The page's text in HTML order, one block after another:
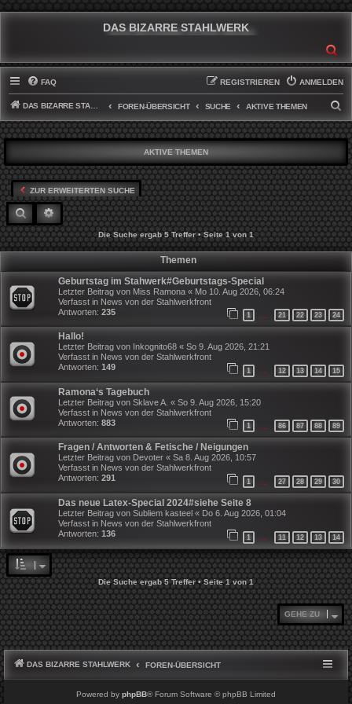
DAS BIZARRE STAHLWERK
FAQ ANMELDEN
REGISTRIEREN
DAS BIZARRE STAHLWERK FOREN-ÜBERSICHT SUCHE AKTIVE THEMEN
U
C
H
E
AKTIVE THEMEN
ZUR ERWEITERTEN SUCHE
SUCHE ERWEITERTE SUCHE
Die Suche ergab 5 Treffer • Seite1von1
Themen
Geburtstag im Stahwerk#Geburtstags-Special
Letzter Beitrag von Miss Ramona « Mo 10. Aug 2026, 06:24
Verfasst in News von der Stahlwerkfront
Antworten: 235 1 21 22 23 24
Hallo!
Letzter Beitrag von Inkognito68 « So 9. Aug 2026, 21:21
Verfasst in News von der Stahlwerkfront
Antworten: 149 1 … 12 13 14 15
Ramona‘s Tagebuch
Letzter Beitrag von Sklave A. « So 9. Aug 2026, 15:20
Verfasst in News von der Stahlwerkfront
Antworten: 883 1 86 87 88 89
Fragen / Antworten & Fetische / Neigungen
Letzter Beitrag von Devoter « Sa 8. Aug 2026, 10:57
Verfasst in News von der Stahlwerkfront
Antworten: 291 1 27 28 29 30
Das neue Latex-Special 2024#siehe Seite 8
Letzter Beitrag von Subliem kasteel « Do 6. Aug 2026, 01:04
Verfasst in News von der Stahlwerkfront
Antworten: 136 1 … 11 12 13 14
Die Suche ergab 5 Treffer • Seite1von 1
GEHE ZU
DAS BIZARRE STAHLWERK FOREN-ÜBERSICHT
Powered by phpBB® Forum Software © phpBB Limited